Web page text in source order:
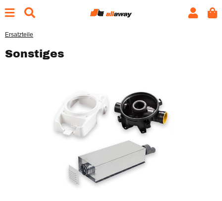
Ersatzteile
Sonstiges